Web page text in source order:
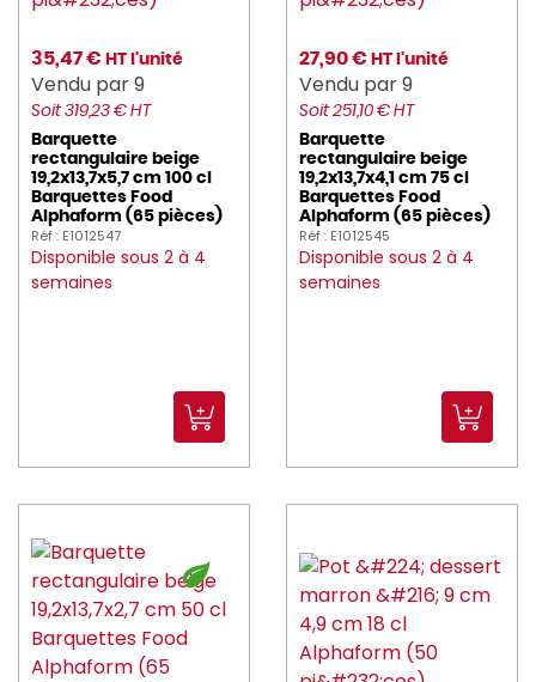
35,47 € HT l'unité
Vendu par 9
Soit 319,23 € HT
Barquette
rectangulaire beige
19,2x13,7x5,7 cm 100 cl
Barquettes Food
Alphaform (65 pièces)
Réf : E1012547
Disponible sous 2 à 4
semaines
27,90 € HT l'unité
Vendu par 9
Soit 251,10 € HT
Barquette
rectangulaire beige
19,2x13,7x4,1 cm 75 cl
Barquettes Food
Alphaform (65 pièces)
Réf : E1012545
Disponible sous 2 à 4
semaines